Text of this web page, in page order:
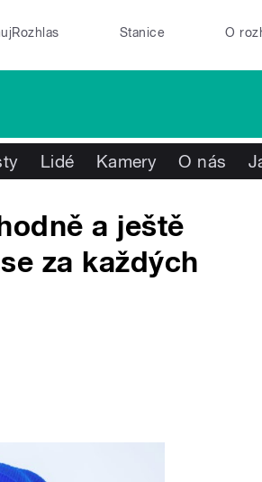
Stanice O
Lidé Kamery O nás
a ještě
za každých